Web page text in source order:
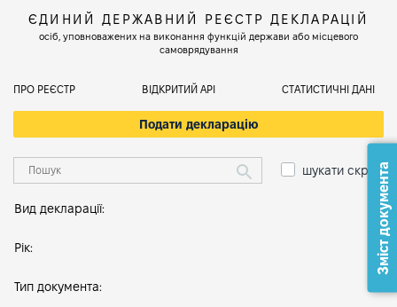
ЄДИНИЙ ДЕРЖАВНИЙ РЕЄСТР ДЕКЛАРАЦІЙ
осіб, уповноважених на виконання функцій держави або місцевого
самоврядування
ПРО РЕЄСТР ВІДКРИТИЙ АРІ СТАТИСТИЧНІ ДАНІ
Подати декларацію
шукати скрізь
Вид декларації:
Рік:
Тип документа:
Зміст документа